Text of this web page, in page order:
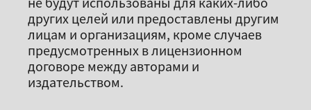
других целей или предоставлены другим
лицам и организациям, кроме случаев
предусмотренных в лицензионном
договоре между авторами и
издательством.